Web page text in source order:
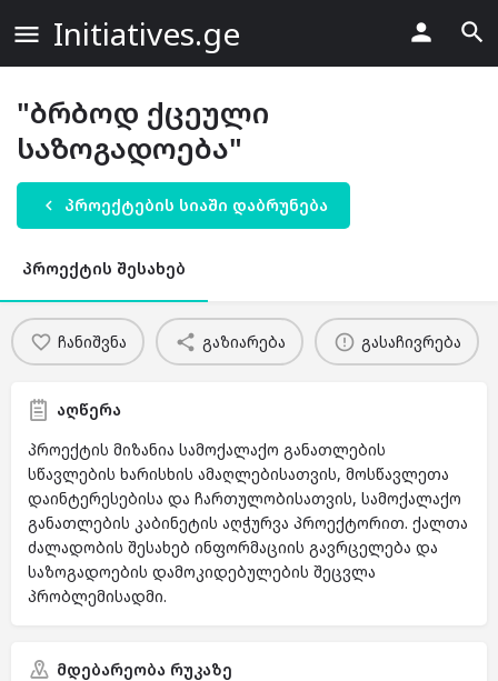
Initiatives.ge
"ბრბოდ ქცეული
საზოგადოება"
პროექტების სიაში დაბრუნება
პროექტის შესახებ
ჩანიშვნა გაზიარება გასაჩივრება
აღწერა
პროექტის მიზანია სამოქალაქო განათლების
სწავლების ხარისხის ამაღლებისათვის, მოსწავლეთა
დაინტერესებისა და ჩართულობისათვის, სამოქალაქო
განათლების კაბინეტის აღჭურვა პროექტორით. ქალთა
ძალადობის შესახებ ინფორმაციის გავრცელება და
საზოგადოების დამოკიდებულების შეცვლა
პრობლემისადმი.
მდებარეობა რუკაზე